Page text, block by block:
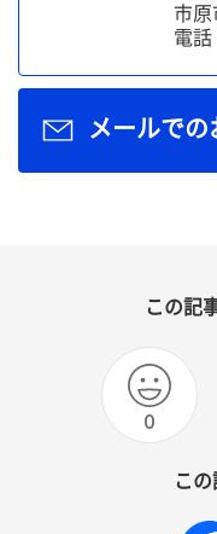
市
電
メールで
この記
0
こ